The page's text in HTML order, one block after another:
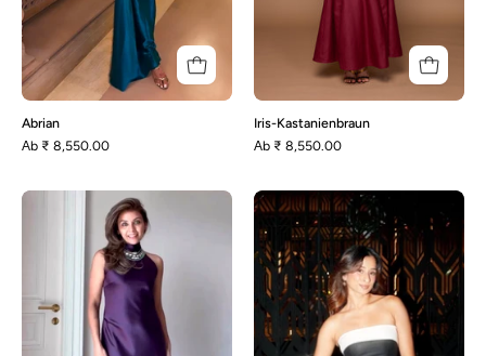
Abrian
Аb ₹ 8,550.00
Iris-Kastanienbraun
Аb ₹ 8,550.00
Addison
Avery
–
Schwarz